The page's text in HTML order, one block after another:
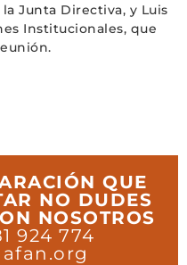
Junta Directiva, y Luis
Institucionales, que
QUE
NO DUDES
NOSOTROS
924 774